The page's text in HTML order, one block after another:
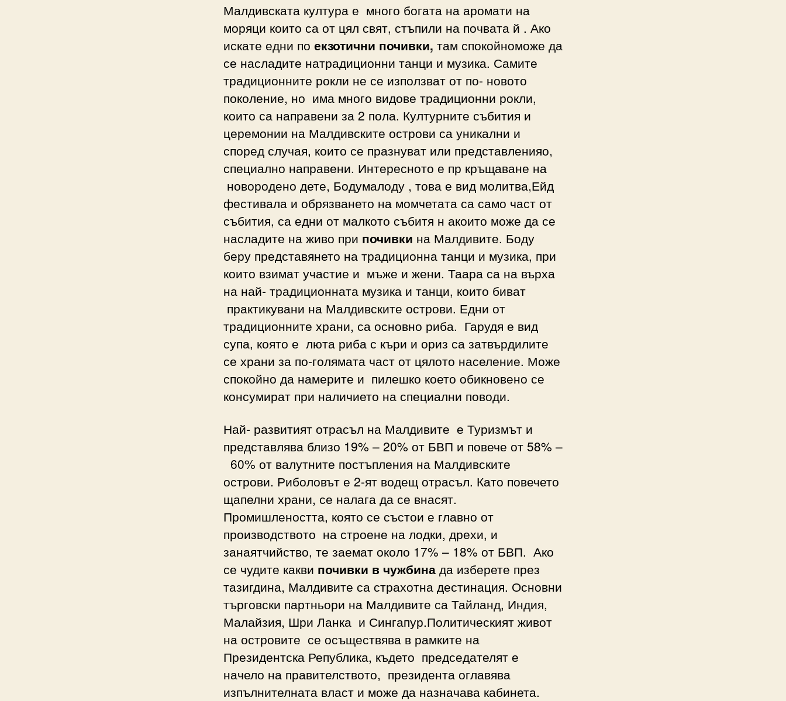
Малдивската култура е много богата на аромати на
моряци които са от цял свят, стъпили на почвата й . Ако
искате едни по екзотични почивки, там спокойноможе да
се насладите натрадиционни танци и музика. Самите
традиционните рокли не се използват от по- новото
поколение, но има много видове традиционни рокли,
които са направени за 2 пола. Културните събития и
церемонии на Малдивските острови са уникални и
според случая, които се празнуват или представленияо,
специално направени. Интересното е пр кръщаване на
новородено дете, Бодумалоду , това е вид молитва,Ейд
фестивала и обрязването на момчетата са само част от
събития, са едни от малкото събитя н акоито може да се
насладите на живо при почивки на Малдивите. Боду
беру представянето на традиционна танци и музика, при
които взимат участие и мъже и жени. Таара са на върха
на най- традиционната музика и танци, които биват
практикувани на Малдивските острови. Едни от
традиционните храни, са основно риба. Гарудя е вид
супа, която е люта риба с къри и ориз са затвърдилите
се храни за по-голямата част от цялото население. Може
спокойно да намерите и пилешко което обикновено се
консумират при наличието на специални поводи.
Най- развитият отрасъл на Малдивите е Туризмът и
представлява близо 19% – 20% от БВП и повече от 58% –
60% от валутните постъпления на Малдивските
острови. Риболовът е 2-ят водещ отрасъл. Като повечето
щапелни храни, се налага да се внасят.
Промишлеността, която се състои е главно от
производството на строене на лодки, дрехи, и
занаятчийство, те заемат около 17% – 18% от БВП. Ако
се чудите какви почивки в чужбина да изберете през
тазигдина, Малдивите са страхотна дестинация. Основни
търговски партньори на Малдивите са Тайланд, Индия,
Малайзия, Шри Ланка и Сингапур.Политическият живот
на островите се осъществява в рамките на
Президентска Република, където председателят е
начело на правителството, президента оглавява
изпълнителната власт и може да назначава кабинета.